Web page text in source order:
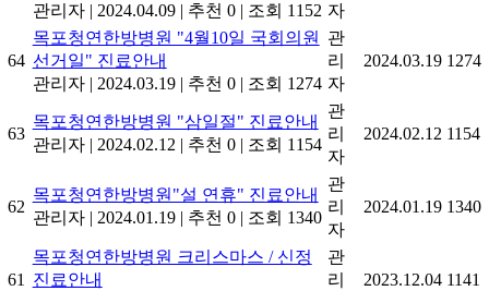
관리자 | 2024.04.09 | 추천 0 | 조회 1152 자
64
목포청연한방병원 "4월10일 국회의원
선거일" 진료안내
관리자 | 2024.03.19 | 추천 0 | 조회 1274
관
리
자
2024.03.19 1274
63
목포청연한방병원 "삼일절" 진료안내
관리자 | 2024.02.12 | 추천 0 | 조회 1154
관
리
자
2024.02.12 1154
62
목포청연한방병원"설 연휴" 진료안내
관리자 | 2024.01.19 | 추천 0 | 조회 1340
관
리
자
2024.01.19 1340
61
목포청연한방병원 크리스마스 / 신정
진료안내
관
리
2023.12.04 1141